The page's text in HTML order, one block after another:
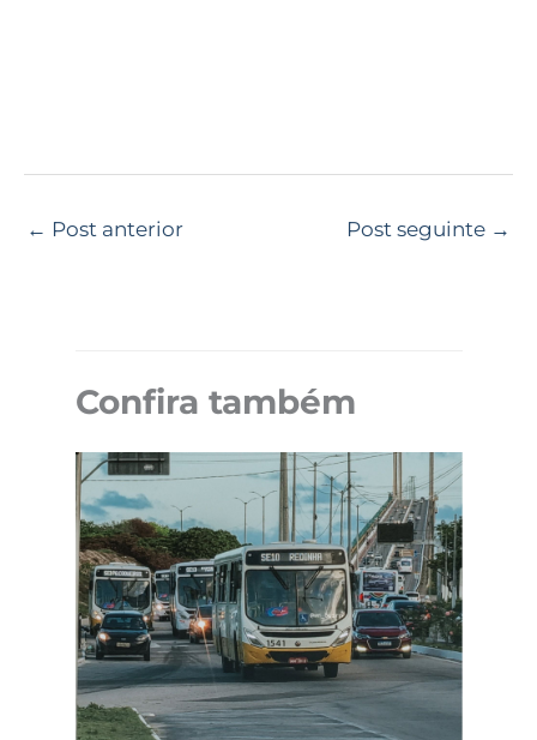
← Post anterior Post seguinte →
Confira também